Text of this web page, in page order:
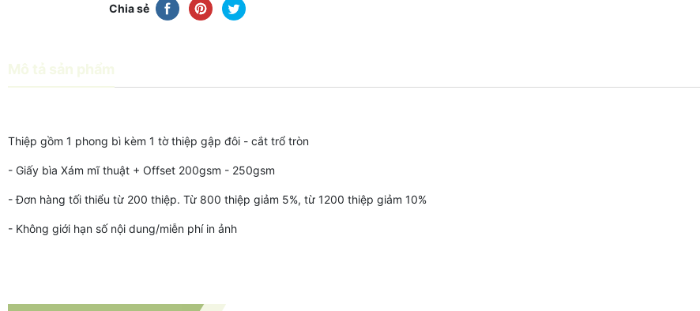
Chia sẻ
Mô tả sản phẩm
Thiệp gồm 1 phong bì kèm 1 tờ thiệp gập đôi - cắt trổ tròn
- Giấy bìa Xám mĩ thuật + Offset 200gsm - 250gsm
- Đơn hàng tối thiểu từ 200 thiệp. Từ 800 thiệp giảm 5%, từ 1200 thiệp giảm 10%
- Không giới hạn số nội dung/miễn phí in ảnh